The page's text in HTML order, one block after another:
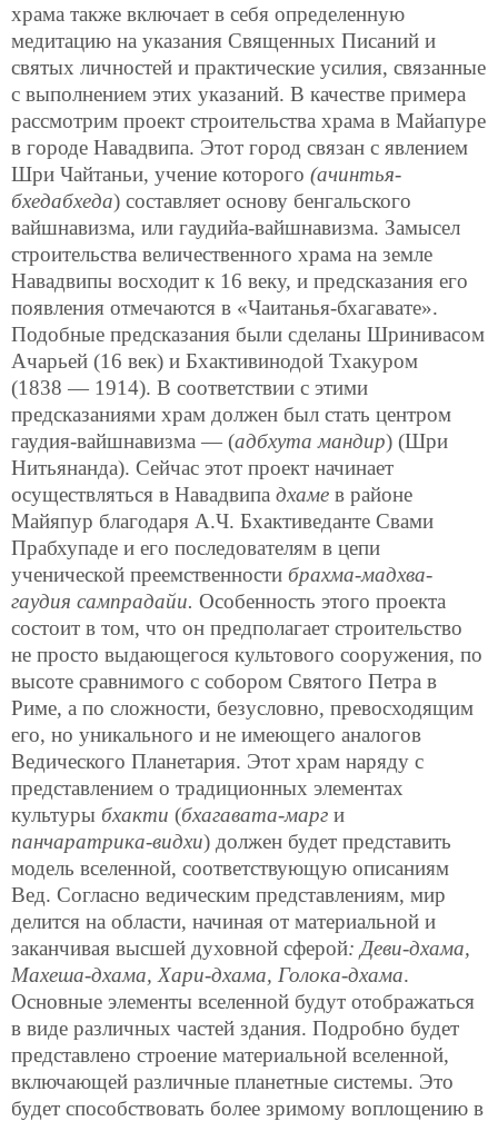
храма также включает в себя определенную
медитацию на указания Священных Писаний и
святых личностей и практические усилия, связанные
с выполнением этих указаний. В качестве примера
рассмотрим проект строительства храма в Майапуре
в городе Навадвипа. Этот город связан с явлением
Шри Чайтаньи, учение которого (ачинтья-
бхедабхеда) составляет основу бенгальского
вайшнавизма, или гаудийа-вайшнавизма. Замысел
строительства величественного храма на земле
Навадвипы восходит к 16 веку, и предсказания его
появления отмечаются в «Чаитанья-бхагавате».
Подобные предсказания были сделаны Шринивасом
Ачарьей (16 век) и Бхактивинодой Тхакуром
(1838 — 1914). В соответствии с этими
предсказаниями храм должен был стать центром
гаудия-вайшнавизма — (адбхута мандир) (Шри
Нитьянанда). Сейчас этот проект начинает
осуществляться в Навадвипа дхаме в районе
Майяпур благодаря А.Ч. Бхактиведанте Свами
Прабхупаде и его последователям в цепи
ученической преемственности брахма-мадхва-
гаудия сампрадайи. Особенность этого проекта
состоит в том, что он предполагает строительство
не просто выдающегося культового сооружения, по
высоте сравнимого с собором Святого Петра в
Риме, а по сложности, безусловно, превосходящим
его, но уникального и не имеющего аналогов
Ведического Планетария. Этот храм наряду с
представлением о традиционных элементах
культуры бхакти (бхагавата-марг и
панчаратрика-видхи) должен будет представить
модель вселенной, соответствующую описаниям
Вед. Согласно ведическим представлениям, мир
делится на области, начиная от материальной и
заканчивая высшей духовной сферой: Деви-дхама,
Махеша-дхама, Хари-дхама, Голока-дхама.
Основные элементы вселенной будут отображаться
в виде различных частей здания. Подробно будет
представлено строение материальной вселенной,
включающей различные планетные системы. Это
будет способствовать более зримому воплощению в